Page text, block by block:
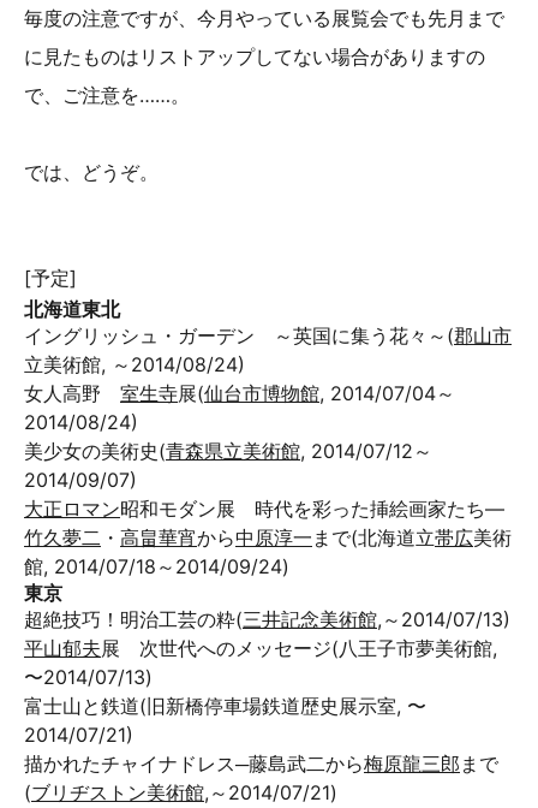
毎度の注意ですが、今月やっている展覧会でも先月まで
に見たものはリストアップしてない場合がありますの
で、ご注意を……。
では、どうぞ。
[予定]
北海道東北
イングリッシュ・ガーデン ～英国に集う花々～(郡山市
立美術館, ～2014/08/24)
女人高野 室生寺展(仙台市博物館, 2014/07/04～
2014/08/24)
美少女の美術史(青森県立美術館, 2014/07/12～
2014/09/07)
大正ロマン昭和モダン展 時代を彩った挿絵画家たち―
竹久夢二 ・ 高畠華宵から中原淳一 まで(北海道立帯広美術
館, 2014/07/18～2014/09/24)
東京
超絶技巧！明治工芸の粋(三井記念美術館,～2014/07/13)
平山郁夫展 次世代へのメッセージ(八王子市夢美術館,
〜2014/07/13)
富士山と鉄道(旧新橋停車場鉄道歴史展示室, 〜
2014/07/21)
描かれたチャイナドレス─藤島武二から梅原龍三郎 まで
(ブリヂストン美術館,～2014/07/21)